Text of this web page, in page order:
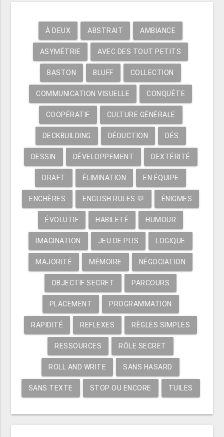
À DEUX ABSTRAIT AMBIANCE
ASYMÉTRIE AVEC DES TOUT PETITS
BASTON BLUFF COLLECTION
COMMUNICATION VISUELLE CONQUÊTE
COOPÉRATIF CULTURE GÉNÉRALE
DECKBUILDING DÉDUCTION DÉS
DESSIN DÉVELOPPEMENT DEXTÉRITÉ
DRAFT ÉLIMINATION EN ÉQUIPE
ENCHÈRES ENGLISH RULES 💬 ÉNIGMES
ÉVOLUTIF HABILETÉ HUMOUR
IMAGINATION JEU DE PLIS LOGIQUE
MAJORITÉ MÉMOIRE NÉGOCIATION
OBJECTIF SECRET PARCOURS
PLACEMENT PROGRAMMATION
RAPIDITÉ REFLEXES RÈGLES SIMPLES
RESSOURCES RÔLE SECRET
ROLL AND WRITE SANS HASARD
SANS TEXTE STOP OU ENCORE TUILES